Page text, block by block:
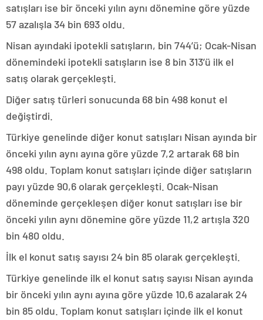
satışları ise bir önceki yılın aynı dönemine göre yüzde
57 azalışla 34 bin 693 oldu.
Nisan ayındaki ipotekli satışların, bin 744’ü; Ocak-Nisan
dönemindeki ipotekli satışların ise 8 bin 313’ü ilk el
satış olarak gerçekleşti.
Diğer satış türleri sonucunda 68 bin 498 konut el
değiştirdi.
Türkiye genelinde diğer konut satışları Nisan ayında bir
önceki yılın aynı ayına göre yüzde 7,2 artarak 68 bin
498 oldu. Toplam konut satışları içinde diğer satışların
payı yüzde 90,6 olarak gerçekleşti. Ocak-Nisan
döneminde gerçekleşen diğer konut satışları ise bir
önceki yılın aynı dönemine göre yüzde 11,2 artışla 320
bin 480 oldu.
İlk el konut satış sayısı 24 bin 85 olarak gerçekleşti.
Türkiye genelinde ilk el konut satış sayısı Nisan ayında
bir önceki yılın aynı ayına göre yüzde 10,6 azalarak 24
bin 85 oldu. Toplam konut satışları içinde ilk el konut